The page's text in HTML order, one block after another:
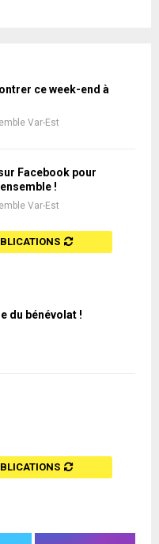
ce week-end à
Var-Est
Facebook pour
!
Var-Est
du bénévolat !